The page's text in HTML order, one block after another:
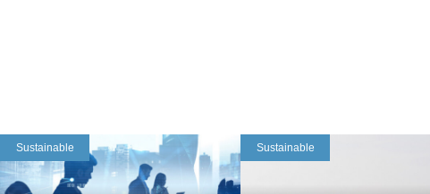
Sustainable Sustainable